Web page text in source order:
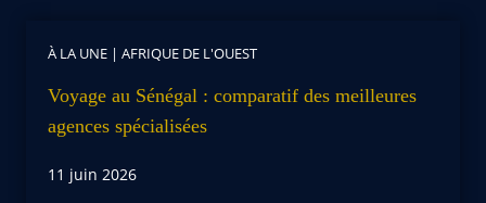
À LA UNE | AFRIQUE DE L'OUEST
Voyage au Sénégal : comparatif des meilleures
agences spécialisées
11 juin 2026